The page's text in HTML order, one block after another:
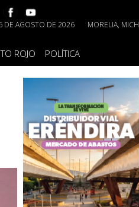
DE AGOSTO DE 2026 MORELIA, MICH
ROJO POLÍTICA